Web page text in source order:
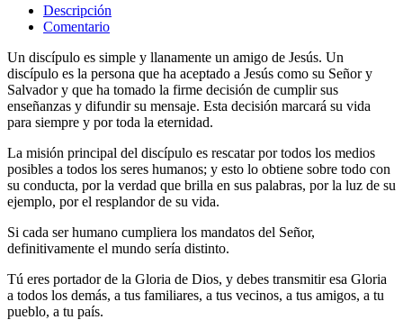
Descripción
Comentario
Un discípulo es simple y llanamente un amigo de Jesús. Un
discípulo es la persona que ha aceptado a Jesús como su Señor y
Salvador y que ha tomado la firme decisión de cumplir sus
enseñanzas y difundir su mensaje. Esta decisión marcará su vida
para siempre y por toda la eternidad.
La misión principal del discípulo es rescatar por todos los medios
posibles a todos los seres humanos; y esto lo obtiene sobre todo con
su conducta, por la verdad que brilla en sus palabras, por la luz de su
ejemplo, por el resplandor de su vida.
Si cada ser humano cumpliera los mandatos del Señor,
definitivamente el mundo sería distinto.
Tú eres portador de la Gloria de Dios, y debes transmitir esa Gloria
a todos los demás, a tus familiares, a tus vecinos, a tus amigos, a tu
pueblo, a tu país.